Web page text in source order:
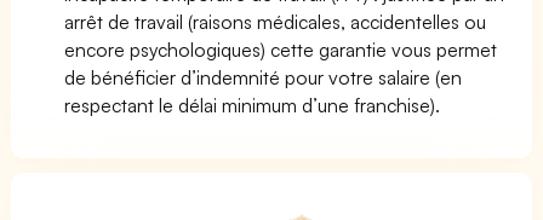
arrêt de travail (raisons médicales, accidentelles ou
encore psychologiques) cette garantie vous permet
de bénéficier d’indemnité pour votre salaire (en
respectant le délai minimum d’une franchise).